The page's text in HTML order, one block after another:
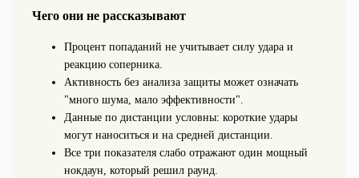
Чего они не рассказывают
Процент попаданий не учитывает силу удара и
реакцию соперника.
Активность без анализа защиты может означать
"много шума, мало эффективности".
Данные по дистанции условны: короткие удары
могут наноситься и на средней дистанции.
Все три показателя слабо отражают один мощный
нокдаун, который решил раунд.